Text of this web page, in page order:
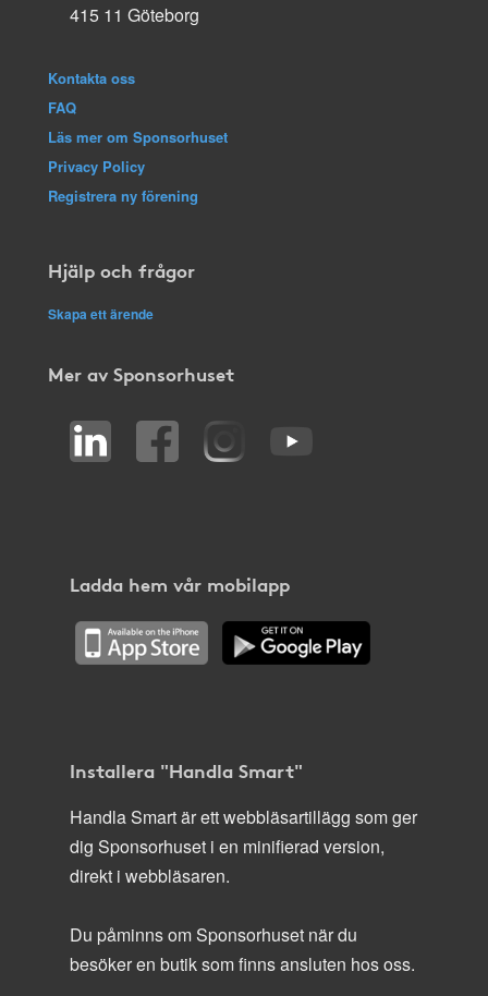
415 11 Göteborg
Kontakta oss
FAQ
Läs mer om Sponsorhuset
Privacy Policy
Registrera ny förening
Hjälp och frågor
Skapa ett ärende
Mer av Sponsorhuset
Ladda hem vår mobilapp
Installera "Handla Smart"
Handla Smart är ett webbläsartillägg som ger
dig Sponsorhuset i en minifierad version,
direkt i webbläsaren.
Du påminns om Sponsorhuset när du
besöker en butik som finns ansluten hos oss.